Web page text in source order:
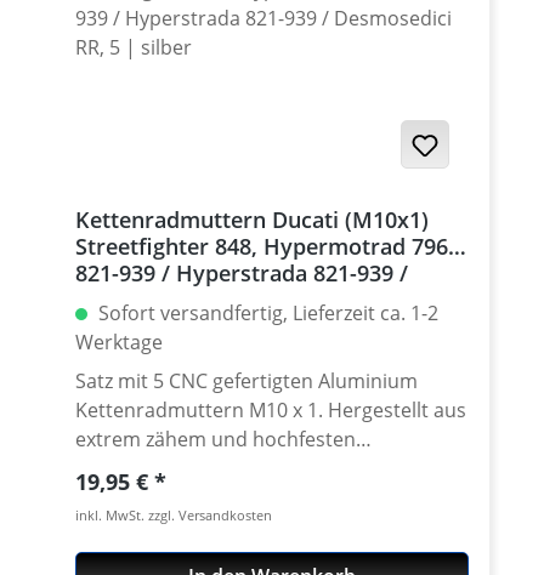
Kettenradmuttern Ducati (M10x1)
Streetfighter 848, Hypermotrad 796-
821-939 / Hyperstrada 821-939 /
Desmosedici RR, 5 | silber
Sofort versandfertig, Lieferzeit ca. 1-2
Werktage
Satz mit 5 CNC gefertigten Aluminium
Kettenradmuttern M10 x 1. Hergestellt aus
extrem zähem und hochfesten
Kontruktionsaluminium 7075 T6. In
verschíedenen Farben lieferbar Gefertigt
auch modernen CNC Maschinen - Made in
Germany. · Material : 7075-T6 · Gewinde :
Regulärer Preis:
19,95 €
inkl. MwSt. zzgl. Versandkosten